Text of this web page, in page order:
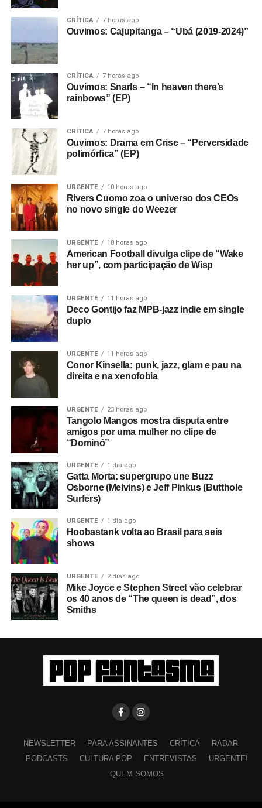
CRÍTICA 7 horas ago
Ouvimos: Cajupitanga – “Ubá (2019-2024)”
CRÍTICA 7 horas ago
Ouvimos: Snarls – “In heaven there’s
rainbows” (EP)
CRÍTICA 7 horas ago
Ouvimos: Drama em Crise – “Perversidade
polimórfica” (EP)
URGENTE 10 horas ago
Rivers Cuomo zoa o universo dos CEOs
no novo single do Weezer
URGENTE 10 horas ago
American Football divulga clipe de “Wake
her up”, com participação de Wisp
URGENTE 11 horas ago
Deco Gontijo faz MPB-jazz indie em single
duplo
URGENTE 11 horas ago
Conor Kinsella: punk, jazz, glam e pau na
direita e na xenofobia
URGENTE 23 horas ago
Tangolo Mangos mostra disputa entre
amigos por uma mulher no clipe de
“Dominó”
URGENTE 1 dia ago
Gatta Morta: supergrupo une Buzz
Osborne (Melvins) e Jeff Pinkus (Butthole
Surfers)
URGENTE 1 dia ago
Hoobastank volta ao Brasil para seis
shows
URGENTE 2 dias ago
Mike Joyce e Stephen Street vão celebrar
os 40 anos de “The queen is dead”, dos
Smiths
NEWSLETTER PARA ASSINANTES CRÍTICA
RADAR
PODCASTS
CULTURA POP ENTREVISTAS
URGENTE!
QUEM SOMOS